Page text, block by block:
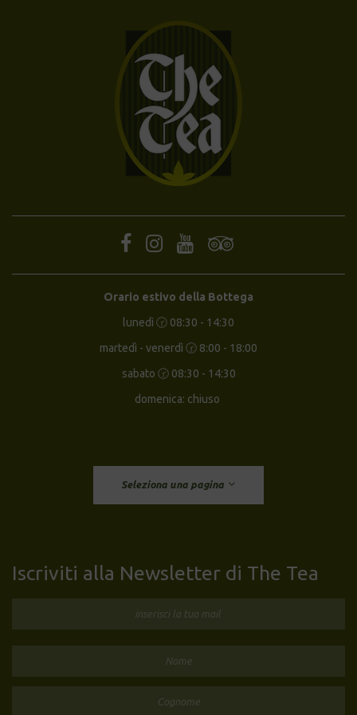
Orario estivo della Bottega
lunedì 🕝 08:30 - 14:30
martedì - venerdì 🕝 8:00 - 18:00
sabato 🕝 08:30 - 14:30
domenica: chiuso
Seleziona una pagina
Iscriviti alla Newsletter di The Tea